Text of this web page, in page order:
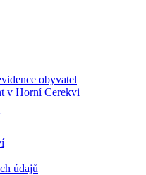
obyvatel
v Horní Cerekvi
údajů